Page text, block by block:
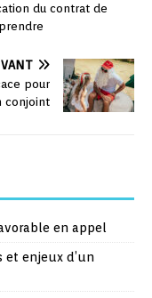
du contrat de
pour
conjoint
en appel
et enjeux d’un